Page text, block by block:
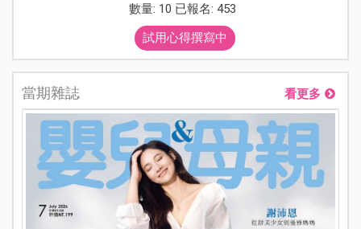
數量: 10 已報名: 453
試用心得撰寫中
當期雜誌 看更多